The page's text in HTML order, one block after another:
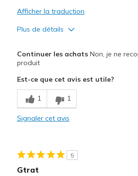
Afficher la traduction
Plus de détails
Attractive Design
Le contre
Poor Cushioning
Poor Quality
Les meilleures utilisations
Special Occasions
Continuer les achatsNon, je ne
produit
Est-ce que cet avis est utile?
1 1
Signaler cet avis
5
Gtrat